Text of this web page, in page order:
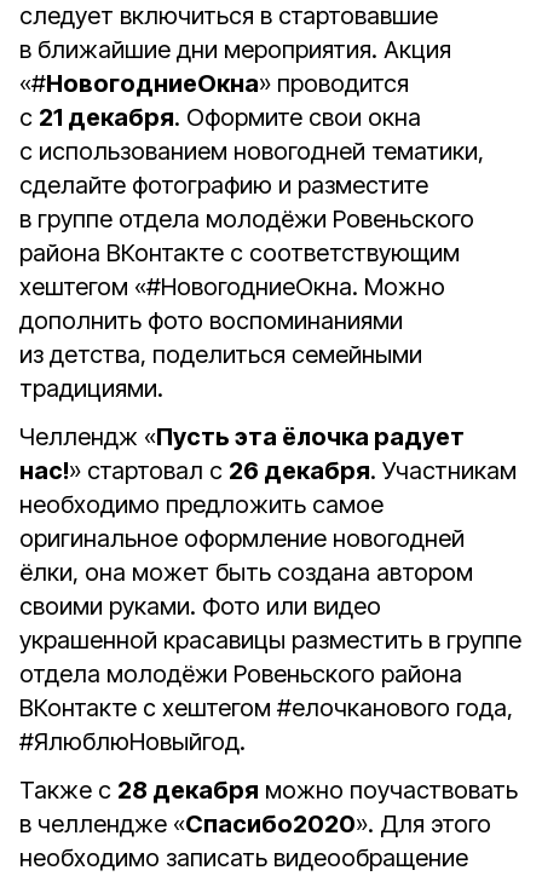
следует включиться в стартовавшие
в ближайшие дни мероприятия. Акция
«#НовогодниеОкна» проводится
с 21 декабря. Оформите свои окна
с использованием новогодней тематики,
сделайте фотографию и разместите
в группе отдела молодёжи Ровеньского
района ВКонтакте с соответствующим
хештегом «#НовогодниеОкна. Можно
дополнить фото воспоминаниями
из детства, поделиться семейными
традициями.
Челлендж «Пусть эта ёлочка радует
нас!» стартовал с 26 декабря. Участникам
необходимо предложить самое
оригинальное оформление новогодней
ёлки, она может быть создана автором
своими руками. Фото или видео
украшенной красавицы разместить в группе
отдела молодёжи Ровеньского района
ВКонтакте с хештегом #елочканового года,
#ЯлюблюНовыйгод.
Также с 28 декабря можно поучаствовать
в челлендже «Спасибо2020». Для этого
необходимо записать видеообращение